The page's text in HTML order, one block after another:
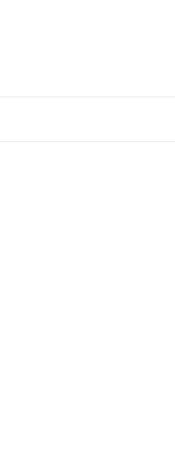
ホットドッグ専門店！